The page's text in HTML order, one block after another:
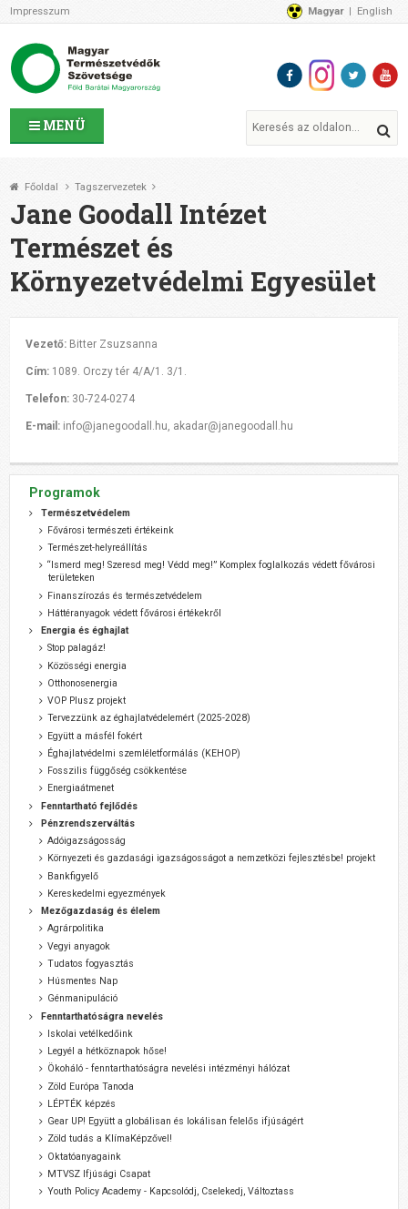
MENÜ
Impresszum Magyar English
Az MTVSZ-ről
Programok
MTVSZ ügyek és események
Tagszervezetek
Támogatóink
CSATLAKOZZ hozzánk!
Elérhetőségeink
1%
Segítsd a munkánkat!
Támogatás
Főoldal Tagszervezetek
Jane Goodall Intézet
Természet és
Környezetvédelmi Egyesület
Vezető: Bitter Zsuzsanna
Cím: 1089. Orczy tér 4/A/1. 3/1.
Telefon: 30-724-0274
E-mail: info@janegoodall.hu, akadar@janegoodall.hu
Programok
Természetvédelem
Fővárosi természeti értékeink
Természet-helyreállítás
“Ismerd meg! Szeresd meg! Védd meg!” Komplex foglalkozás védett fővárosi
területeken
Finanszírozás és természetvédelem
Háttéranyagok védett fővárosi értékekről
Energia és éghajlat
Stop palagáz!
Közösségi energia
Otthonosenergia
VOP Plusz projekt
Tervezzünk az éghajlatvédelemért (2025-2028)
Együtt a másfél fokért
Éghajlatvédelmi szemléletformálás (KEHOP)
Fosszilis függőség csökkentése
Energiaátmenet
Fenntartható fejlődés
Pénzrendszerváltás
Adóigazságosság
Környezeti és gazdasági igazságosságot a nemzetközi fejlesztésbe! projekt
Bankfigyelő
Kereskedelmi egyezmények
Mezőgazdaság és élelem
Agrárpolitika
Vegyi anyagok
Tudatos fogyasztás
Húsmentes Nap
Génmanipuláció
Fenntarthatóságra nevelés
Iskolai vetélkedőink
Legyél a hétköznapok hőse!
Ökoháló - fenntarthatóságra nevelési intézményi hálózat
Zöld Európa Tanoda
LÉPTÉK képzés
Gear UP! Együtt a globálisan és lokálisan felelős ifjúságért
Zöld tudás a KlímaKépzővel!
Oktatóanyagaink
MTVSZ Ifjúsági Csapat
Youth Policy Academy - Kapcsolódj, Cselekedj, Változtass